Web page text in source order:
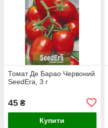
Томат Де Барао Червоний
SeedEra, 3 г
45 ₴
Купити